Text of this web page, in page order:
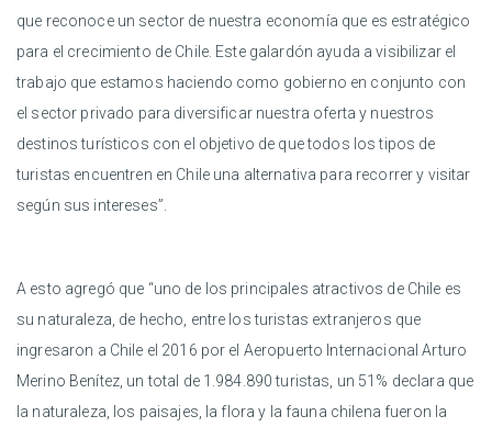
que reconoce un sector de nuestra economía que es estratégico
para el crecimiento de Chile. Este galardón ayuda a visibilizar el
trabajo que estamos haciendo como gobierno en conjunto con
el sector privado para diversificar nuestra oferta y nuestros
destinos turísticos con el objetivo de que todos los tipos de
turistas encuentren en Chile una alternativa para recorrer y visitar
según sus intereses”.
A esto agregó que “uno de los principales atractivos de Chile es
su naturaleza, de hecho, entre los turistas extranjeros que
ingresaron a Chile el 2016 por el Aeropuerto Internacional Arturo
Merino Benítez, un total de 1.984.890 turistas, un 51% declara que
la naturaleza, los paisajes, la flora y la fauna chilena fueron la